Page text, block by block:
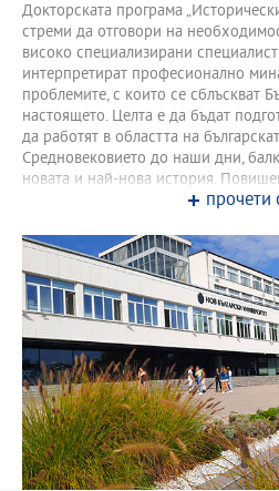
Докторската програма
стреми да отговори на
високо специализирани
интерпретират професионално
проблемитe, с които се сблъскват
настоящето. Целта е да бъдат
да работят в областта на
Средновековието до наши дни,
новата и най-нова история.
историографията, медиите и
задълбочено изучаване, познаване
историческото наследство на
културното многообразие на
прочети